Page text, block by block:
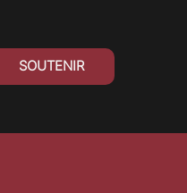
SOUTENIR